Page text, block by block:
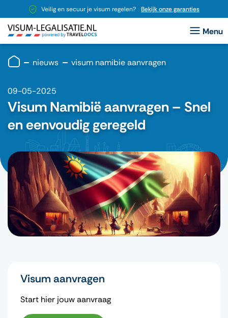
Veilig en secuur je visum regelen? Bekijk onze garanties
nieuws visum namibie aanvragen
09-05-2025
Visum Namibië aanvragen – Snel
en eenvoudig geregeld
Visum aanvragen
Start hier jouw aanvraag